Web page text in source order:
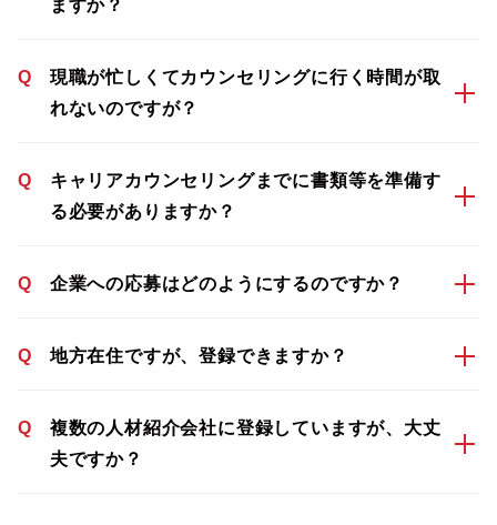
ますか？
Q
現職が忙しくてカウンセリングに行く時間が取
れないのですが？
Q
キャリアカウンセリングまでに書類等を準備す
る必要がありますか？
Q 企業への応募はどのようにするのですか？
Q 地方在住ですが、登録できますか？
Q
複数の人材紹介会社に登録していますが、大丈
夫ですか？